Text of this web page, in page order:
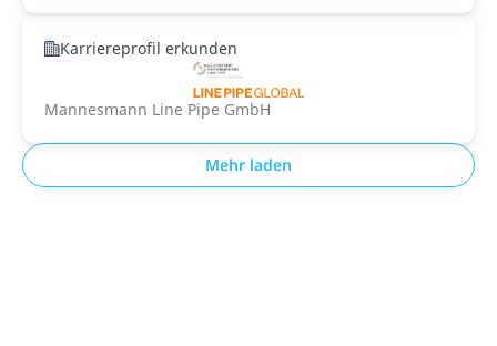
Karriereprofil erkunden
Mannesmann Line Pipe GmbH
Mehr laden